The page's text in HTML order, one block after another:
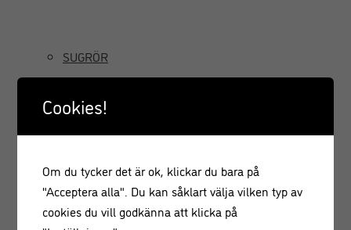
SUGRÖR
GRÄDDSIFONER
Cookies!
Om du tycker det är ok, klickar du bara på
"Acceptera alla". Du kan såklart välja vilken typ av
cookies du vill godkänna att klicka på